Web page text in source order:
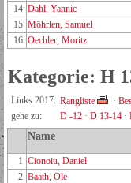
14 Dahl, Yannic
15 Möhrlen, Samuel
16 Oechler, Moritz
Kategorie: H
Links 2017: Rangliste ·
gehe zu:
D -12 · D 13-14 ·
Name
1 Cionoiu, Daniel
2 Baath, Ole